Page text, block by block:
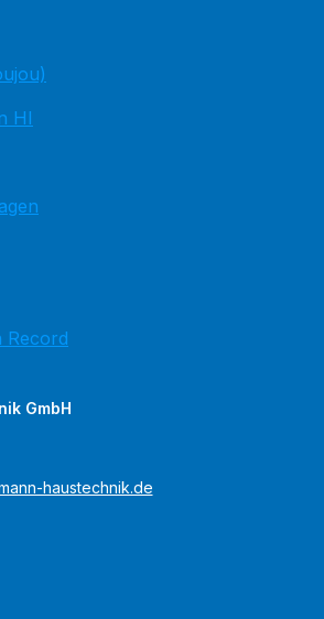
HI
Record
GmbH
haustechnik.de